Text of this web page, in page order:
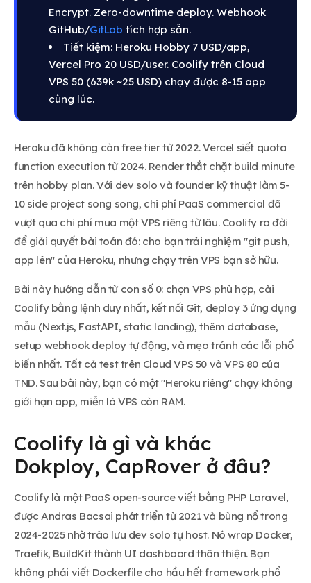
Encrypt. Zero-downtime deploy. Webhook
GitHub/GitLab tích hợp sẵn.
Tiết kiệm: Heroku Hobby 7 USD/app,
Vercel Pro 20 USD/user. Coolify trên Cloud
VPS 50 (639k ~25 USD) chạy được 8-15 app
cùng lúc.
Heroku đã không còn free tier từ 2022. Vercel siết quota
function execution từ 2024. Render thắt chặt build minute
trên hobby plan. Với dev solo và founder kỹ thuật làm 5-
10 side project song song, chi phí PaaS commercial đã
vượt qua chi phí mua một VPS riêng từ lâu. Coolify ra đời
để giải quyết bài toán đó: cho bạn trải nghiệm "git push,
app lên" của Heroku, nhưng chạy trên VPS bạn sở hữu.
Bài này hướng dẫn từ con số 0: chọn VPS phù hợp, cài
Coolify bằng lệnh duy nhất, kết nối Git, deploy 3 ứng dụng
mẫu (Next.js, FastAPI, static landing), thêm database,
setup webhook deploy tự động, và mẹo tránh các lỗi phổ
biến nhất. Tất cả test trên Cloud VPS 50 và VPS 80 của
TND. Sau bài này, bạn có một "Heroku riêng" chạy không
giới hạn app, miễn là VPS còn RAM.
Coolify là gì và khác
Dokploy, CapRover ở đâu?
Coolify là một PaaS open-source viết bằng PHP Laravel,
được Andras Bacsai phát triển từ 2021 và bùng nổ trong
2024-2025 nhờ trào lưu dev solo tự host. Nó wrap Docker,
Traefik, BuildKit thành UI dashboard thân thiện. Bạn
không phải viết Dockerfile cho hầu hết framework phổ